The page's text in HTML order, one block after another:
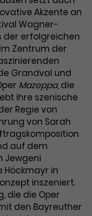
Analytics
Bestimmte
maximal einmal
Analytics
es gesetzt ist,
verwendet, um
mit
messen und
der Anzeige
und
von
Akzente an
Wagner-
der erfolgreichen
Zentrum der
Grandval und
Mazeppa, die
ihre szenische
Regie von
von Sarah
auf dem
Jewgeni
Höckmayr in
inszeniert.
die die Oper
den Bayreuther